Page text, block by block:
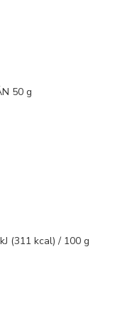
50 g
(311 kcal) / 100 g